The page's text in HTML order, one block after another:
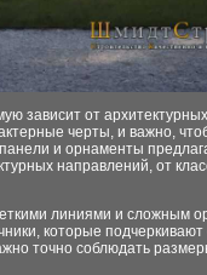
зависит от архитектурных
черты, и важно,
и орнаменты
направлений, от
линиями и сложным
которые подчеркивают
точно соблюдать